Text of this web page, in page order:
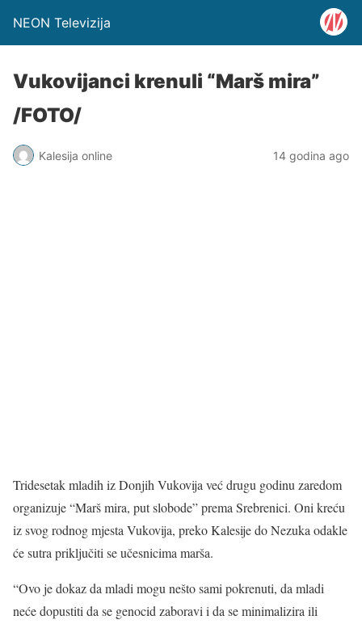
NEON Televizija
Vukovijanci krenuli “Marš mira”
/FOTO/
Kalesija online 14 godina ago
Tridesetak mladih iz Donjih Vukovija već drugu godinu zaredom
organizuje “Marš mira, put slobode” prema Srebrenici. Oni kreću
iz svog rodnog mjesta Vukovija, preko Kalesije do Nezuka odakle
će sutra priključiti se učesnicima marša.
“Ovo je dokaz da mladi mogu nešto sami pokrenuti, da mladi
neće dopustiti da se genocid zaboravi i da se minimalizira ili